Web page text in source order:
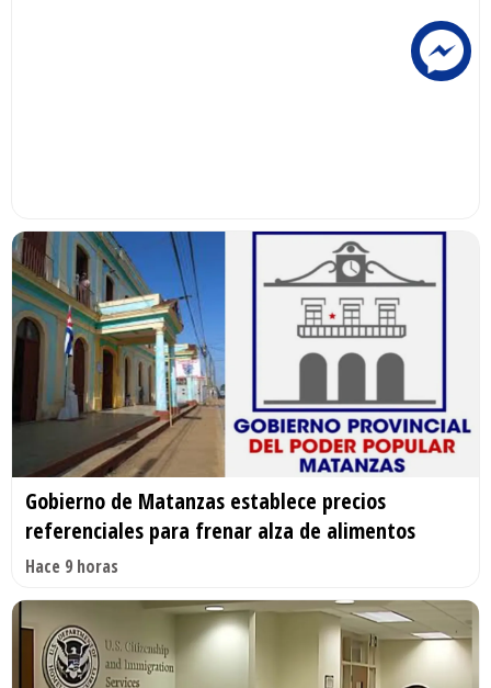
Gobierno de Matanzas establece precios
referenciales para frenar alza de alimentos
Hace 9 horas